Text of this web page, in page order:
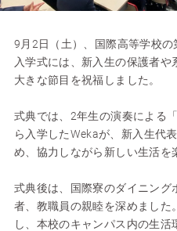
9月2日（土）、国際高等学校の
入学式には、新入生の保護者
大きな節目を祝福しました。
式典では、2年生の演奏による
ら入学したWekaが、新入生代
め、協力しながら新しい生活を
式典後は、国際寮のダイニング
者、教職員の親睦を深めました
し、本校のキャンパス内の生活